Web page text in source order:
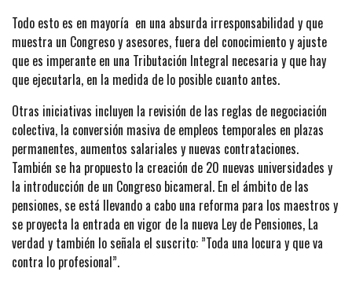
Todo esto es en mayoría en una absurda irresponsabilidad y que
muestra un Congreso y asesores, fuera del conocimiento y ajuste
que es imperante en una Tributación Integral necesaria y que hay
que ejecutarla, en la medida de lo posible cuanto antes.
Otras iniciativas incluyen la revisión de las reglas de negociación
colectiva, la conversión masiva de empleos temporales en plazas
permanentes, aumentos salariales y nuevas contrataciones.
También se ha propuesto la creación de 20 nuevas universidades y
la introducción de un Congreso bicameral. En el ámbito de las
pensiones, se está llevando a cabo una reforma para los maestros y
se proyecta la entrada en vigor de la nueva Ley de Pensiones, La
verdad y también lo señala el suscrito: ”Toda una locura y que va
contra lo profesional”.